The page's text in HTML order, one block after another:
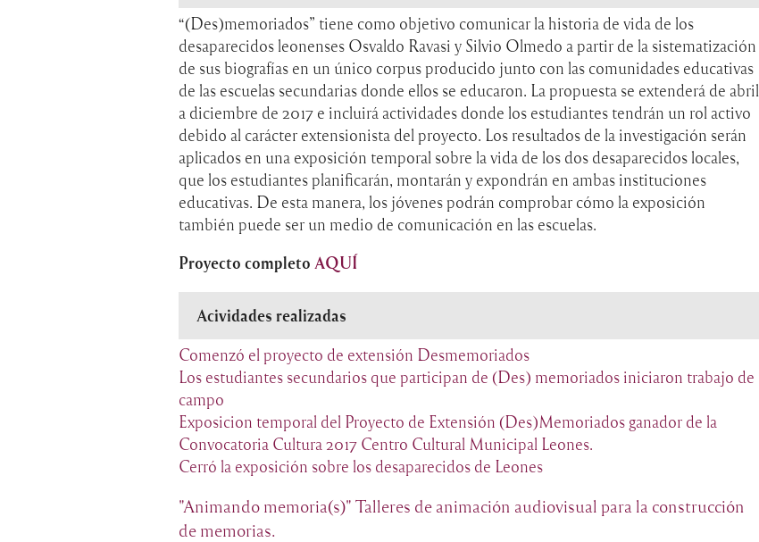
“(Des)memoriados” tiene como objetivo comunicar la historia de vida de los
desaparecidos leonenses Osvaldo Ravasi y Silvio Olmedo a partir de la sistematización
de sus biografías en un único corpus producido junto con las comunidades educativas
de las escuelas secundarias donde ellos se educaron. La propuesta se extenderá de abril
a diciembre de 2017 e incluirá actividades donde los estudiantes tendrán un rol activo
debido al carácter extensionista del proyecto. Los resultados de la investigación serán
aplicados en una exposición temporal sobre la vida de los dos desaparecidos locales,
que los estudiantes planificarán, montarán y expondrán en ambas instituciones
educativas. De esta manera, los jóvenes podrán comprobar cómo la exposición
también puede ser un medio de comunicación en las escuelas.
Proyecto completo AQUÍ
Acividades realizadas
Comenzó el proyecto de extensión Desmemoriados
Los estudiantes secundarios que participan de (Des) memoriados iniciaron trabajo de
campo
Exposicion temporal del Proyecto de Extensión (Des)Memoriados ganador de la
Convocatoria Cultura 2017 Centro Cultural Municipal Leones.
Cerró la exposición sobre los desaparecidos de Leones
"Animando memoria(s)" Talleres de animación audiovisual para la construcción
de memorias.